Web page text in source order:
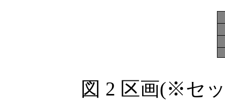
図 2 区画(※セ